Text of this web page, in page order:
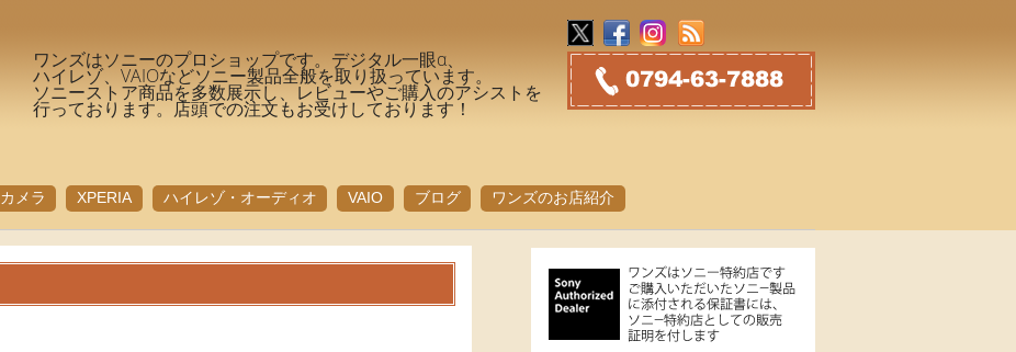
ワンズはソニーのプロショップです。デジタル一眼α、
ハイレゾ、VAIOなどソニー製品全般を取り扱っています。
ソニーストア商品を多数展示し、レビューやご購入のアシストを
行っております。店頭での注文もお受けしております！
カメラ XPERIA ハイレゾ・オーディオ VAIO ブログ ワンズのお店紹介